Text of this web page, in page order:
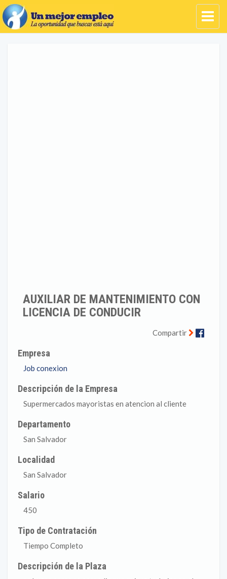
AUXILIAR DE MANTENIMIENTO CON
LICENCIA DE CONDUCIR
Compartir
Empresa
Job conexion
Descripción de la Empresa
Supermercados mayoristas en atencion al cliente
Departamento
San Salvador
Localidad
San Salvador
Salario
450
Tipo de Contratación
Tiempo Completo
Descripción de la Plaza